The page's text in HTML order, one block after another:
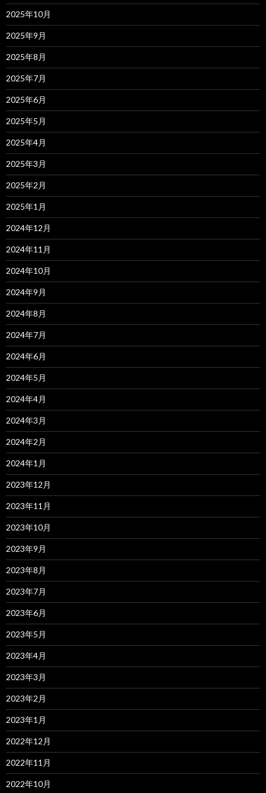
2025年10月
2025年9月
2025年8月
2025年7月
2025年6月
2025年5月
2025年4月
2025年3月
2025年2月
2025年1月
2024年12月
2024年11月
2024年10月
2024年9月
2024年8月
2024年7月
2024年6月
2024年5月
2024年4月
2024年3月
2024年2月
2024年1月
2023年12月
2023年11月
2023年10月
2023年9月
2023年8月
2023年7月
2023年6月
2023年5月
2023年4月
2023年3月
2023年2月
2023年1月
2022年12月
2022年11月
2022年10月